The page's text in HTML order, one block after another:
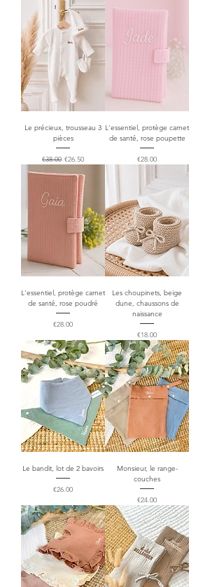
Le précieux, trousseau 3
pièces
Regular Price
€38.00 Sale Price
€26.50
L'essentiel, protège carnet
de santé, rose poupette
Price
€28.00
L'essentiel, protège carnet
de santé, rose poudré
Price
€28.00
Les choupinets, beige
dune, chaussons de
naissance
Price
€18.00
Le bandit, lot de 2 bavoirs
Price
€26.00
Monsieur, le range-
couches
Price
€24.00